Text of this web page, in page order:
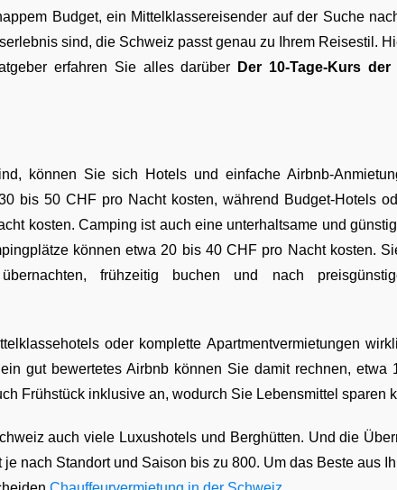
Budget, ein Mittelklassereisender auf der Suche
sind, die Schweiz passt genau zu Ihrem Reisestil.
erfahren Sie alles darüber
Der 10-Tage-Kurs der
können Sie sich Hotels und einfache Airbnb-
bis 50 CHF pro Nacht kosten, während Budget-Hotels
kosten. Camping ist auch eine unterhaltsame und
können etwa 20 bis 40 CHF pro Nacht kosten.
frühzeitig buchen und nach
oder komplette Apartmentvermietungen
gut bewertetes Airbnb können Sie damit rechnen, etwa
Frühstück inklusive an, wodurch Sie Lebensmittel sparen
auch viele Luxushotels und Berghütten. Und die
nach Standort und Saison bis zu 800. Um das Beste aus